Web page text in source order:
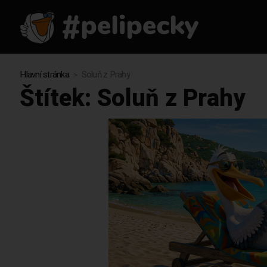
Hlavní stránka Soluň z Prahy
Štítek: Soluň z Prahy